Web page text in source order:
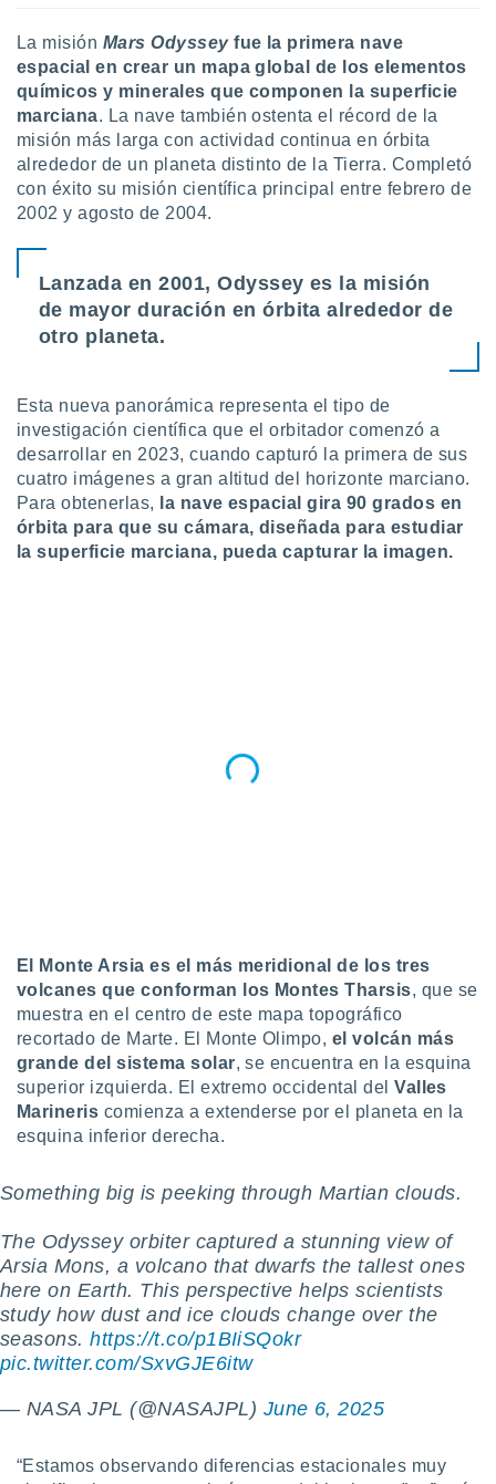
únicos
similares
este sitio
IP
de
posible
en
interés
a lo que
su
u
datos
perfiles
utilizar
crear un
uso de
contenido
la
el
del
de
o a través
de
con el
La misión Mars Odysseyfue la primera nave
espacial en crear un mapa global de los elementos
químicos y minerales que componen la superficie
marciana. La nave también ostenta el récord de la
misión más larga con actividad continua en órbita
alrededor de un planeta distinto de la Tierra. Completó
con éxito su misión científica principal entre febrero de
2002 y agosto de 2004.
Lanzada en 2001, Odyssey es la misión
de mayor duración en órbita alrededor de
otro planeta.
Esta nueva panorámica representa el tipo de
investigación científica que el orbitador comenzó a
desarrollar en 2023, cuando capturó la primera de sus
cuatro imágenes a gran altitud del horizonte marciano.
Para obtenerlas,
la nave espacial gira 90 grados en
órbita para que su cámara, diseñada para estudiar
la superficie marciana, pueda capturar la imagen.
El Monte Arsia es el más meridional de los tres
volcanes que conforman los Montes Tharsis, que se
muestra en el centro de este mapa topográfico
recortado de Marte. El Monte Olimpo, el volcán más
grande del sistema solar, se encuentra en la esquina
superior izquierda. El extremo occidental delValles
Marineris comienza a extenderse por el planeta en la
esquina inferior derecha.
Something big is peeking through Martian clouds.
The Odyssey orbiter captured a stunning view of
Arsia Mons, a volcano that dwarfs the tallest ones
here on Earth. This perspective helps scientists
study how dust and ice clouds change over the
seasons.https://t.co/p1BIiSQokr
pic.twitter.com/SxvGJE6itw
— NASA JPL (@NASAJPL) June 6, 2025
“Estamos observando diferencias estacionales muy